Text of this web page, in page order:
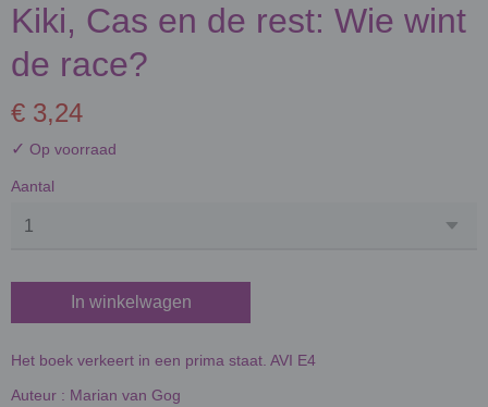
Kiki, Cas en de rest: Wie wint
de race?
€ 3,24
✓ Op voorraad
Aantal
In winkelwagen
Het boek verkeert in een prima staat. AVI E4
Auteur : Marian van Gog